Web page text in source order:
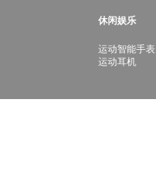
休闲娱乐
运动智能手表
运动耳机